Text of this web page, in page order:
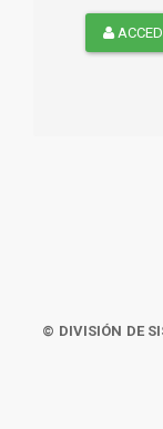
© DIVISIÓN DE